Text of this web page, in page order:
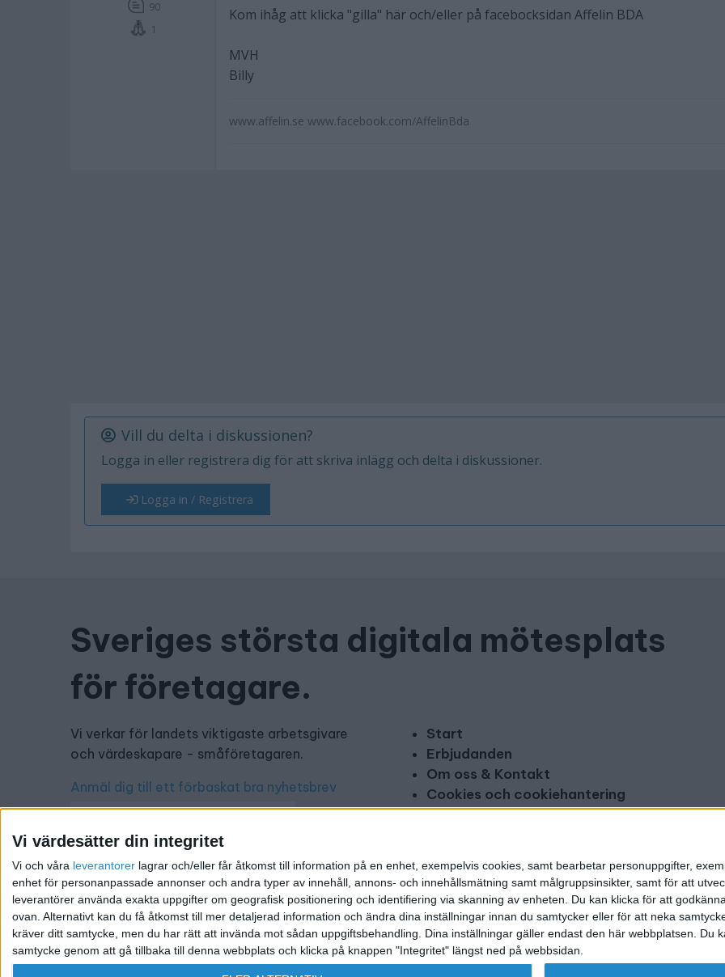
Vi värdesätter din integritet
Vi och våra leverantorer lagrar och/eller får åtkomst till information på en enhet, exempelvis cookies, samt bearbetar personuppgifter,
enhet för personanpassade annonser och andra typer av innehåll, annons- och innehållsmätning samt målgruppsinsikter, samt för att
leverantörer använda exakta uppgifter om geografisk positionering och identifiering via skanning av enheten. Du kan klicka för att
ovan. Alternativt kan du få åtkomst till mer detaljerad information och ändra dina inställningar innan du samtycker eller för att neka
kräver ditt samtycke, men du har rätt att invända mot sådan uppgiftsbehandling. Dina inställningar gäller endast den här webbplatsen.
samtycke genom att gå tillbaka till denna webbplats och klicka på knappen "Integritet" längst ned på webbsidan.
90
1
Kom ihåg att klicka "gilla" här och/eller på facebocksidan Affelin BDA
MVH
Billy
www.affelin.se www.facebook.com/AffelinBda
Vill du delta i diskussionen?
Logga in eller registrera dig för att skriva inlägg och delta i diskussioner.
Logga in / Registrera
Sveriges största digitala mötesplats
för företagare.
Vi verkar för landets viktigaste arbetsgivare
och värdeskapare - småföretagaren.
Anmäl dig till ett förbaskat bra nyhetsbrev
Har du ett nyhetstips?
Kontakta oss: info@foretagande.se
Start
Erbjudanden
Om oss & Kontakt
Cookies och cookiehantering
Copyright och disclaimer
@ 2026 Företagande.se. All rights reserved. | Ansvarig utgivare: Mikael Karlsson